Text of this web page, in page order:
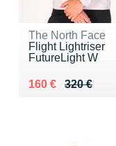
The North Face
Flight Lightriser
FutureLight W
320 €
Au lieu de 320 €
160 €
Vendu 160 €